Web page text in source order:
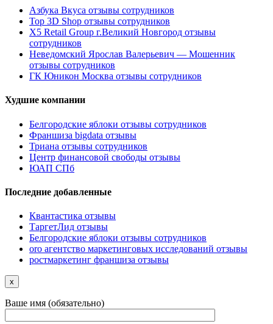
Азбука Вкуса отзывы сотрудников
Top 3D Shop отзывы сотрудников
X5 Retail Group г.Великий Новгород отзывы
сотрудников
Неведомский Ярослав Валерьевич — Мошенник
отзывы сотрудников
ГК Юникон Москва отзывы сотрудников
Худшие компании
Белгородские яблоки отзывы сотрудников
Франшиза bigdata отзывы
Триана отзывы сотрудников
Центр финансовой свободы отзывы
ЮАП СПб
Последние добавленные
Квантастика отзывы
ТаргетЛид отзывы
Белгородские яблоки отзывы сотрудников
oro агентство маркетинговых исследований отзывы
ростмаркетинг франшиза отзывы
x
Ваше имя (обязательно)